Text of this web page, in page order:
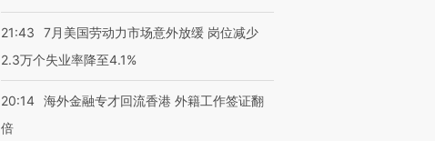
21:43
7月美国劳动力市场意外放缓 岗位减少
2.3万个失业率降至4.1%
20:14 海外金融专才回流香港 外籍工作签证翻
倍